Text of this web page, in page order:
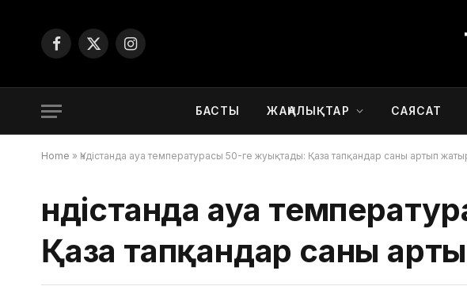
Facebook
X
Instagram
БАСТЫ ЖАҢАЛЫҚТАР САЯСАТ
Home » Үндістанда ауа температурасы 50-ге жуықтады: Қаза тапқандар саны артып
Үндістанда ауа
Қаза тапқандар саны